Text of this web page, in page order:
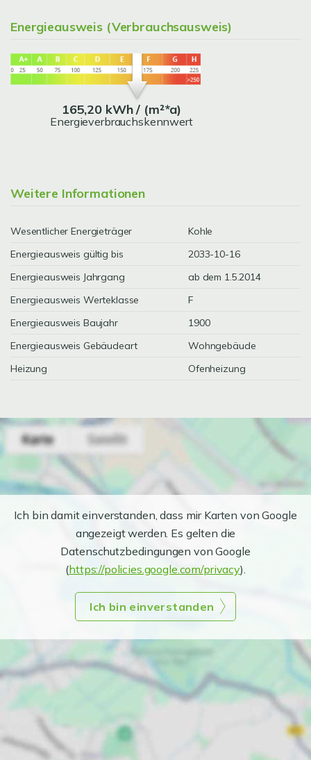
Energieausweis (Verbrauchsausweis)
165,20 kWh / (m²*a)
Energieverbrauchskennwert
Weitere Informationen
Wesentlicher Energieträger
Kohle
Energieausweis gültig bis
2033-10-16
Energieausweis Jahrgang
ab dem 1.5.2014
Energieausweis Werteklasse
F
Energieausweis Baujahr
1900
Energieausweis Gebäudeart
Wohngebäude
Heizung
Ofenheizung
Ich bin damit einverstanden, dass mir Karten von Google
angezeigt werden. Es gelten die
Datenschutzbedingungen von Google
(https://policies.google.com/privacy).
Ich bin einverstanden